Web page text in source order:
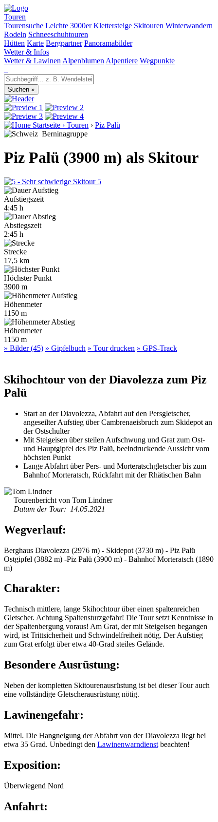
Touren
Tourensuche Leichte 3000er Klettersteige Skitouren Winterwandern
Rodeln Schneeschuhtouren
Hütten Karte Bergpartner Panoramabilder
Wetter & Infos
Wetter & Lawinen Alpenblumen Alpentiere Wegpunkte
Startseite › Touren › Piz Palü
Berninagruppe
Piz Palü (3900 m) als Skitour
5
Aufstiegszeit
4:45 h
Abstiegszeit
2:45 h
Strecke
17,5 km
Höchster Punkt
3900 m
Höhenmeter
1150 m
Höhenmeter
1150 m
» Bilder (45) » Gipfelbuch » Tour drucken » GPS-Track
Skihochtour von der Diavolezza zum Piz
Palü
Start an der Diavolezza, Abfahrt auf den Persgletscher,
angeseilter Aufstieg über Cambrenaeisbruch zum Skidepot an
der Ostschulter
Mit Steigeisen über steilen Aufschwung und Grat zum Ost-
und Hauptgipfel des Piz Palü, beeindruckende Aussicht vom
höchsten Punkt
Lange Abfahrt über Pers- und Morteratschgletscher bis zum
Bahnhof Morteratsch, Rückfahrt mit der Rhätischen Bahn
Tourenbericht von Tom Lindner
Datum der Tour: 14.05.2021
Wegverlauf:
Berghaus Diavolezza (2976 m) - Skidepot (3730 m) - Piz Palü
Ostgipfel (3882 m) -Piz Palü (3900 m) - Bahnhof Morteratsch (1890
m)
Charakter:
Technisch mittlere, lange Skihochtour über einen spaltenreichen
Gletscher. Achtung Spaltensturzgefahr! Die Tour setzt Kenntnisse in
der Spaltenbergung voraus! Am Grat, der mit Steigeisen begangen
wird, ist Trittsicherheit und Schwindelfreiheit nötig. Der Aufstieg
zum Grat erfolgt über etwa 40-Grad steiles Gelände.
Besondere Ausrüstung:
Neben der kompletten Skitourenausrüstung ist bei dieser Tour auch
eine vollständige Gletscherausrüstung nötig.
Lawinengefahr:
Mittel. Die Hangneigung der Abfahrt von der Diavolezza liegt bei
etwa 35 Grad. Unbedingt den Lawinenwarndienst beachten!
Exposition:
Überwiegend Nord
Anfahrt: